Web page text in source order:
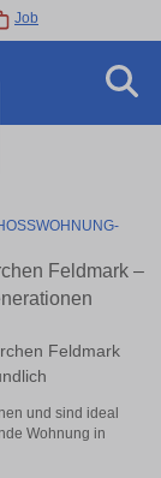
Job
Feldmark –
Feldmark
und sind ideal
Wohnung in